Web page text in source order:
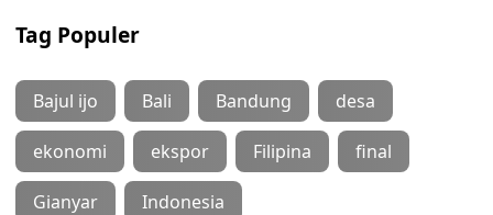
Tag Populer
Bajul ijo Bali Bandung desa
ekonomi ekspor Filipina final
Gianyar Indonesia